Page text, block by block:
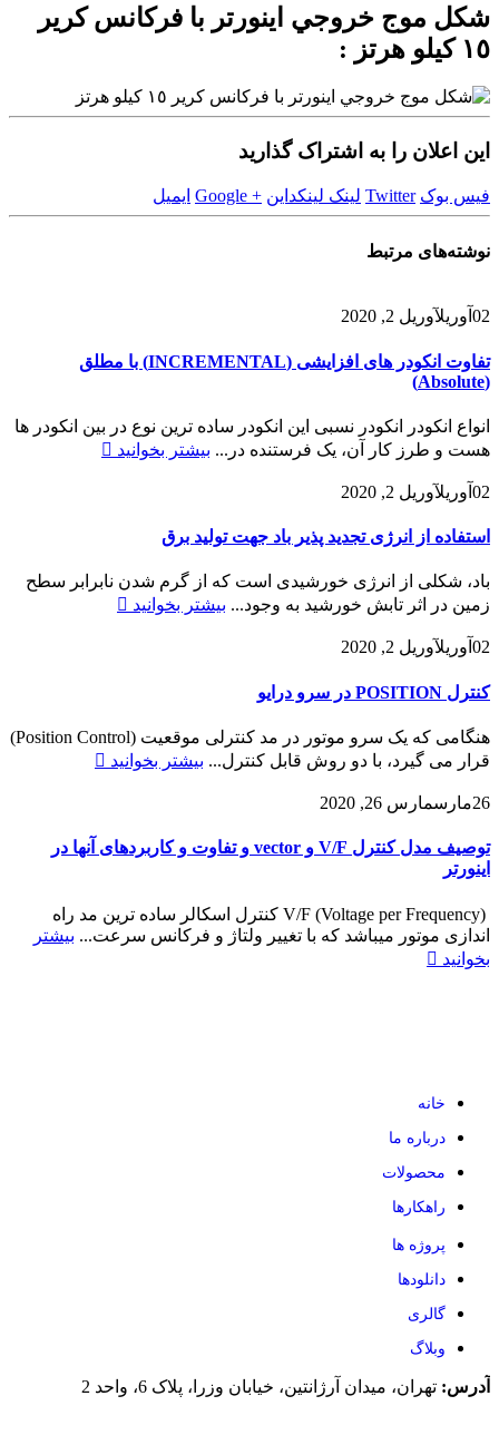
شكل موج خروجي اينورتر با فركانس كرير
١٥ كيلو هرتز :
این اعلان را به اشتراک گذارید
فیس بوک Twitter لینک لینکداین + Google ایمیل
نوشته‌های مرتبط
02 آوریلآوریل 2, 2020
تفاوت انکودر های افزایشی (INCREMENTAL) با مطلق
(Absolute)
انواع انکودر انکودر نسبی این انکودر ساده ترین نوع در بین انکودر ها
هست و طرز کار آن، یک فرستنده در... بیشتر بخوانید
02 آوریلآوریل 2, 2020
استفاده از انرژی تجدید پذیر باد جهت تولید برق
باد، شکلی از انرژی خورشیدی است که از گرم شدن نابرابر سطح
زمین در اثر تابش خورشید به وجود... بیشتر بخوانید
02 آوریلآوریل 2, 2020
کنترل POSITION در سرو درایو
هنگامی که یک سرو موتور در مد کنترلی موقعیت (Position Control)
قرار می گیرد، با دو روش قابل کنترل... بیشتر بخوانید
26مارسمارس 26, 2020
توصیف مدل کنترل V/F و vector و تفاوت و کاربردهای آنها در
اینورتر
(Voltage per Frequency) V/F کنترل اسکالر ساده ترین مد راه
اندازی موتور میباشد که با تغییر ولتاژ و فرکانس سرعت... بیشتر
بخوانید
خانه
درباره ما
محصولات
راهکارها
پروژه ها
دانلودها
گالری
وبلاگ
آدرس: تهران، میدان آرژانتین، خیابان وزرا، پلاک 6، واحد 2